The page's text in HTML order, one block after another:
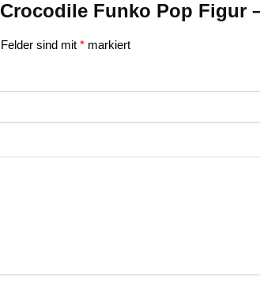
Funko Pop Figur
sind mit *markiert